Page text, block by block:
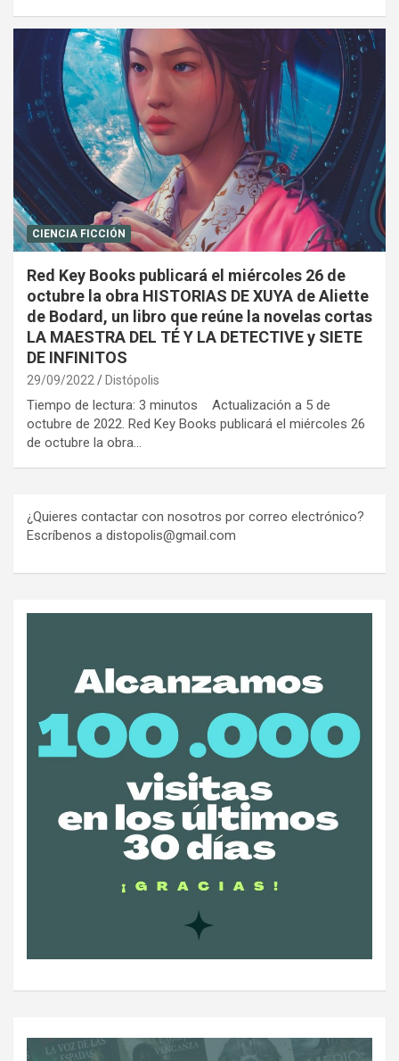
CIENCIA FICCIÓN
Red Key Books publicará el miércoles 26 de
octubre la obra HISTORIAS DE XUYA de Aliette
de Bodard, un libro que reúne la novelas cortas
LA MAESTRA DEL TÉ Y LA DETECTIVE y SIETE
DE INFINITOS
29/09/2022 Distópolis
Tiempo de lectura: 3 minutos Actualización a 5 de
octubre de 2022. Red Key Books publicará el miércoles 26
de octubre la obra…
¿Quieres contactar con nosotros por correo electrónico?
Escríbenos a distopolis@gmail.com